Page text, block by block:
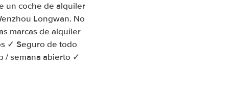
un coche de alquiler
Longwan. No
marcas de alquiler
✓ Seguro de todo
/ semana abierto ✓